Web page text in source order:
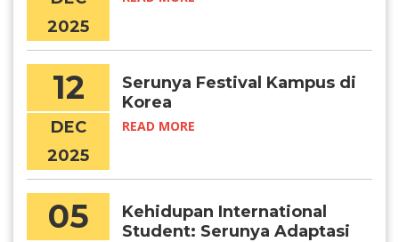
2025
12
DEC
2025
Serunya Festival Kampus di
Korea
READ MORE
05
Kehidupan International
Student: Serunya Adaptasi